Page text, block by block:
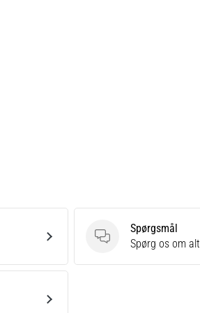
Spørgsmål
Spørgsmål
Spørg os om alt